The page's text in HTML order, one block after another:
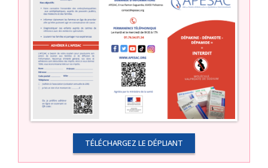
TÉLÉCHARGEZ LE DÉPLIANT